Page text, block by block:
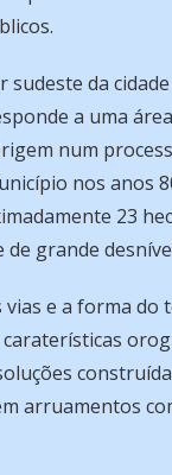
sudeste da
a uma
num
nos anos
23
de grande
e a forma do
arruamentos